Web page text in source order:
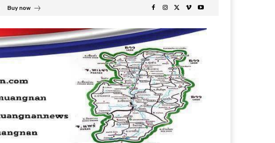
Buy now